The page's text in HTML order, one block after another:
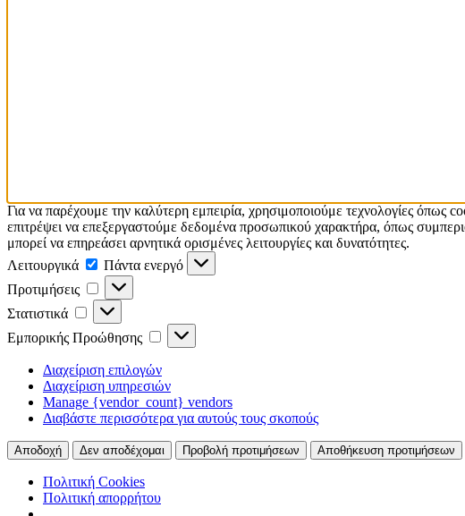
Για να παρέχουμε την καλύτερη εμπειρία, χρησιμοποιούμε τεχνολογίες
επιτρέψει να επεξεργαστούμε δεδομένα προσωπικού χαρακτήρα, όπως
μπορεί να επηρεάσει αρνητικά ορισμένες λειτουργίες και δυνατότητες.
Λειτουργικά
Λειτουργικά
Πάντα ενεργό
Προτιμήσεις
Προτιμήσεις
Στατιστικά Στατιστικά
Εμπορικής Προώθησης
Εμπορικής
Προώθησης
Διαχείριση επιλογών
Διαχείριση υπηρεσιών
Manage {vendor_count} vendors
Διαβάστε περισσότερα για αυτούς τους σκοπούς
Αποδοχή Δεν αποδέχομαι Προβολή προτιμήσεων Αποθήκευση προτιμήσεων
Πολιτική Cookies
Πολιτική απορρήτου